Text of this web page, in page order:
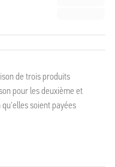
de trois produits
pour les deuxième et
soient payées